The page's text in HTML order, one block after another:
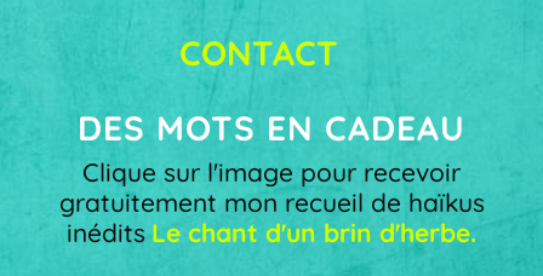
CONTACT
DES MOTS EN CADEAU
Clique sur l'image pour recevoir
gratuitement mon recueil de haïkus
inédits Le chant d'un brin d'herbe.